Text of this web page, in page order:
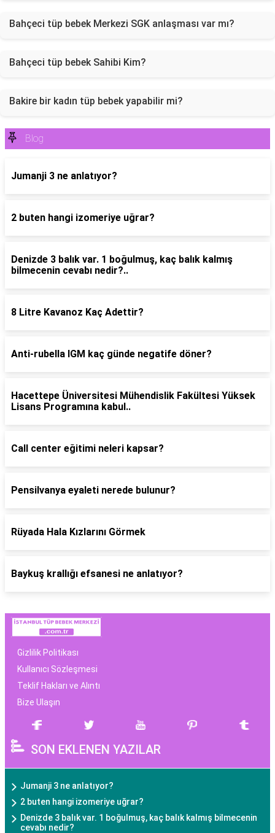
Bahçeci tüp bebek Merkezi SGK anlaşması var mı?
Bahçeci tüp bebek Sahibi Kim?
Bakire bir kadın tüp bebek yapabilir mi?
Blog
Jumanji 3 ne anlatıyor?
2 buten hangi izomeriye uğrar?
Denizde 3 balık var. 1 boğulmuş, kaç balık kalmış
bilmecenin cevabı nedir?..
8 Litre Kavanoz Kaç Adettir?
Anti-rubella IGM kaç günde negatife döner?
Hacettepe Üniversitesi Mühendislik Fakültesi Yüksek
Lisans Programına kabul..
Call center eğitimi neleri kapsar?
Pensilvanya eyaleti nerede bulunur?
Rüyada Hala Kızlarını Görmek
Baykuş krallığı efsanesi ne anlatıyor?
Gizlilik Politikası
Kullanıcı Sözleşmesi
Teklif Hakları ve Alıntı
Bize Ulaşın
SON EKLENEN YAZILAR
Jumanji 3 ne anlatıyor?
2 buten hangi izomeriye uğrar?
Denizde 3 balık var. 1 boğulmuş, kaç balık kalmış bilmecenin
cevabı nedir?